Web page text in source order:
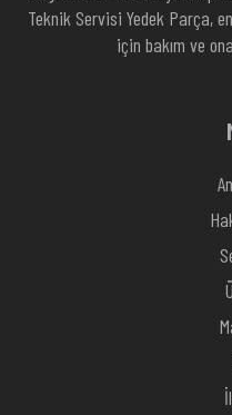
Teknik Servisi Yedek Parça,
için bakım ve